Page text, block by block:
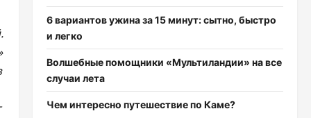
6 вариантов ужина за 15 минут: сытно, быстро
и легко
Волшебные помощники «Мультиландии» на все
случаи лета
Чем интересно путешествие по Каме?